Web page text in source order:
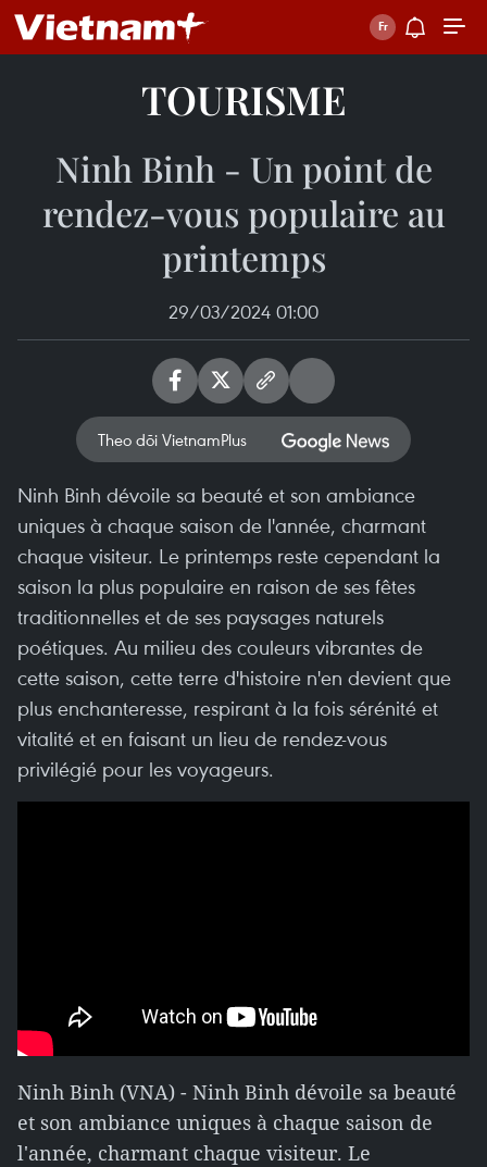
TOURISME
Ninh Binh - Un point de
rendez-vous populaire au
printemps
29/03/2024 01:00
Theo dõi VietnamPlus
Ninh Binh dévoile sa beauté et son ambiance
uniques à chaque saison de l'année, charmant
chaque visiteur. Le printemps reste cependant la
saison la plus populaire en raison de ses fêtes
traditionnelles et de ses paysages naturels
poétiques. Au milieu des couleurs vibrantes de
cette saison, cette terre d'histoire n'en devient que
plus enchanteresse, respirant à la fois sérénité et
vitalité et en faisant un lieu de rendez-vous
privilégié pour les voyageurs.
Ninh Binh (VNA) - Ninh Binh dévoile sa beauté
et son ambiance uniques à chaque saison de
l'année, charmant chaque visiteur. Le